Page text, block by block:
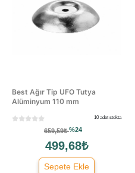
Best Ağır Tip UFO Tutya
Alüminyum 110 mm
10 adet stokta
659,59₺%24
499,68₺
Sepete Ekle